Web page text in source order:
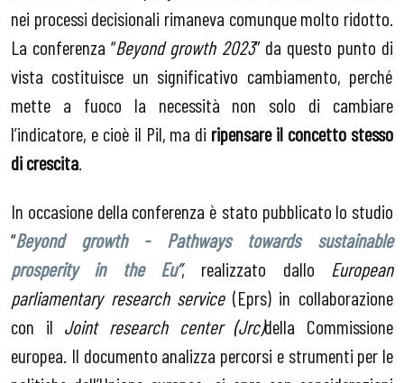
nei processi decisionali rimaneva comunque molto ridotto.
La conferenza “Beyond growth 2023” da questo punto di
vista costituisce un significativo cambiamento, perché
mette a fuoco la necessità non solo di cambiare
l’indicatore, e cioè il Pil, ma di ripensare il concetto stesso
di crescita.
In occasione della conferenza è stato pubblicato lo studio
“Beyond growth - Pathways towards sustainable
prosperity in the Eu”, realizzato dallo European
parliamentary research service(Eprs) in collaborazione
con il Joint research center (Jrc)della Commissione
europea. Il documento analizza percorsi e strumenti per le